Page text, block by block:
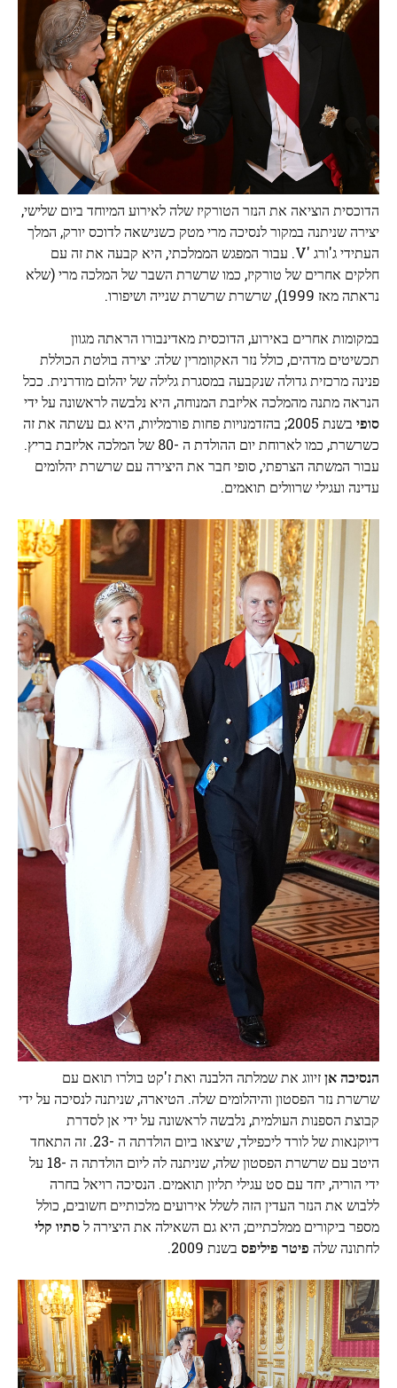
הדוכסית הוציאה את הנזר הטורקיז שלה לאירוע המיוחד ביום שלישי,
יצירה שניתנה במקור לנסיכה מרי מטק כשנישאה לדוכס יורק, המלך
העתידי ג'ורג 'V. עבור המפגש הממלכתי, היא קבעה את זה עם
חלקים אחרים של טורקיז, כמו שרשרת השבר של המלכה מרי (שלא
נראתה מאז 1999), שרשרת שרשרת שנייה ושיפורו.
במקומות אחרים באירוע, הדוכסית מאדינבורו הראתה מגוון
תכשיטים מדהים, כולל נזר האקוומרין שלה: יצירה בולטת הכוללת
פנינה מרכזית גדולה שנקבעה במסגרת גלילה של יהלום מודרנית. ככל
הנראה מתנה מהמלכה אליזבת המנוחה, היא נלבשה לראשונה על ידי
סופי
בשנת 2005; בהזדמנויות פחות פורמליות, היא גם עשתה את זה
כשרשרת, כמו לארוחת יום ההולדת ה -80 של המלכה אליזבת בריץ.
עבור המשתה הצרפתי, סופי חבר את היצירה עם שרשרת יהלומים
עדינה ועגילי שרוולים תואמים.
הנסיכה אןזיווג את שמלתה הלבנה ואת ז'קט בולרו תואם עם
שרשרת נזר הפסטון והיהלומים שלה. הטיארה, שניתנה לנסיכה על ידי
קבוצת הספנות העולמית, נלבשה לראשונה על ידי אן לסדרת
דיוקנאות של לורד ליכפילד, שיצאו ביום הולדתה ה -23. זה התאחד
היטב עם שרשרת הפסטון שלה, שניתנה לה ליום הולדתה ה -18 על
ידי הוריה, יחד עם סט עגילי תליון תואמים. הנסיכה רויאל בחרה
ללבוש את הנזר העדין הזה לשלל אירועים מלכותיים חשובים, כולל
מספר ביקורים ממלכתיים; היא גם השאילה את היצירה לסתיו קלי
לחתונה שלה פיטר פיליפס בשנת 2009.